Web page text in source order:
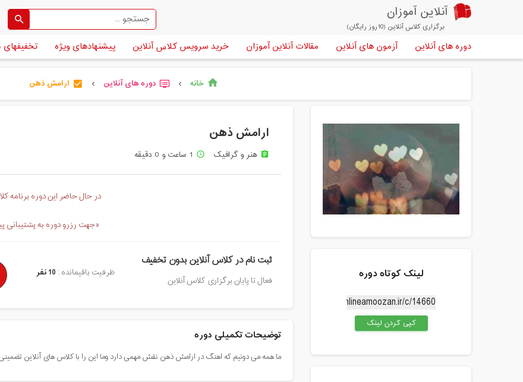
آنلاین آموزان
برگزاری کلاس آنلاین (10روز رایگان)
دوره های آنلاین آزمون های آنلاین مقالات آنلاین آموزان خرید سرویس کلاس آنلاین پیشنهادهای ویژه
home خانه chevron_left
dvr دوره های آنلاین chevron_left
check_box ارامش ذهن
ارامش ذهن
assignment هنر و گرافیک access_time 1 ساعت و 0 دقیقه
در حال حاضر این دوره برنامه
«جهت رزرو دوره به پشتیبانی
ثبت نام در کلاس آنلاین بدون تخفیف
فعال تا پایان برگزاری کلاس آنلاین
ظرفیت باقیمانده : 10 نفر
توضیحات تکمیلی دوره
ما همه می دونیم که اهنگ در ارامش ذهن نقش مهمی دارد وما این را با کلاس های آنلاین
لینک کوتاه دوره
کپی کردن لینک